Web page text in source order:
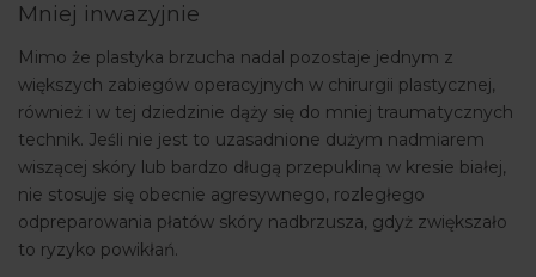
Mniej inwazyjnie
Mimo że plastyka brzucha nadal pozostaje jednym z
większych zabiegów operacyjnych w chirurgii plastycznej,
również i w tej dziedzinie dąży się do mniej traumatycznych
technik. Jeśli nie jest to uzasadnione dużym nadmiarem
wiszącej skóry lub bardzo długą przepukliną w kresie białej,
nie stosuje się obecnie agresywnego, rozległego
odpreparowania płatów skóry nadbrzusza, gdyż zwiększało
to ryzyko powikłań.